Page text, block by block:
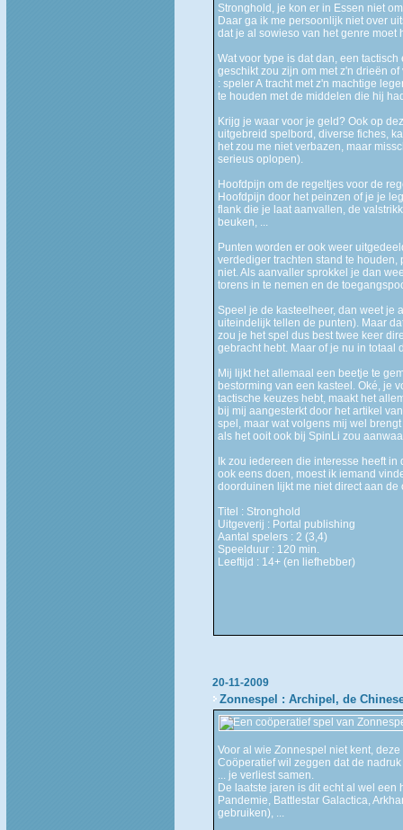
Stronghold, je kon er in Essen niet
Daar ga ik me persoonlijk niet over
dat je al sowieso van het genre
Wat voor type is dat dan, een
geschikt zou zijn om met z'n drieën
: speler A tracht met z'n machtige
te houden met de middelen die hij
Krijg je waar voor je geld? Ook op
uitgebreid spelbord, diverse fiches,
het zou me niet verbazen, maar
serieus oplopen).
Hoofdpijn om de regeltjes voor de
Hoofdpijn door het peinzen of je je
flank die je laat aanvallen, de
beuken, ...
Punten worden er ook weer
verdediger trachten stand te
niet. Als aanvaller sprokkel je dan
torens in te nemen en de
Speel je de kasteelheer, dan weet je
uiteindelijk tellen de punten). Maar
zou je het spel dus best twee keer
gebracht hebt. Maar of je nu in totaal
Mij lijkt het allemaal een beetje te
bestorming van een kasteel. Oké, je
tactische keuzes hebt, maakt het
bij mij aangesterkt door het artikel
spel, maar wat volgens mij wel
als het ooit ook bij SpinLi zou
Ik zou iedereen die interesse heeft
ook eens doen, moest ik iemand
doorduinen lijkt me niet direct aan de
Titel : Stronghold
Uitgeverij : Portal publishing
Aantal spelers : 2 (3,4)
Speelduur : 120 min.
Leeftijd : 14+ (en liefhebber)
20-11-2009
Zonnespel : Archipel, de
Voor al wie Zonnespel niet kent,
Coöperatief wil zeggen dat de
... je verliest samen.
De laatste jaren is dit echt al wel
Pandemie, Battlestar Galactica,
gebruiken), ...